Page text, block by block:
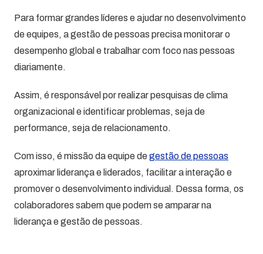
Para formar grandes líderes e ajudar no desenvolvimento
de equipes, a gestão de pessoas precisa monitorar o
desempenho global e trabalhar com foco nas pessoas
diariamente.
Assim, é responsável por realizar pesquisas de clima
organizacional e identificar problemas, seja de
performance, seja de relacionamento.
Com isso, é missão da equipe degestão de pessoas
aproximar liderança e liderados, facilitar a interação e
promover o desenvolvimento individual. Dessa forma, os
colaboradores sabem que podem se amparar na
liderança e gestão de pessoas.